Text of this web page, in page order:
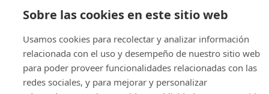
Sobre las cookies en este sitio web
Usamos cookies para recolectar y analizar información
relacionada con el uso y desempeño de nuestro sitio web
para poder proveer funcionalidades relacionadas con las
redes sociales, y para mejorar y personalizar